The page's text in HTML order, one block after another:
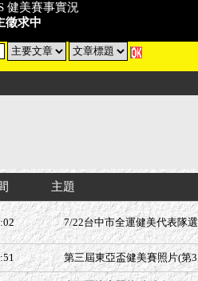
健美賽事實況
徵求中
主題
7/22台中市全運健美代表隊
第三屆東亞盃健美賽照片(第